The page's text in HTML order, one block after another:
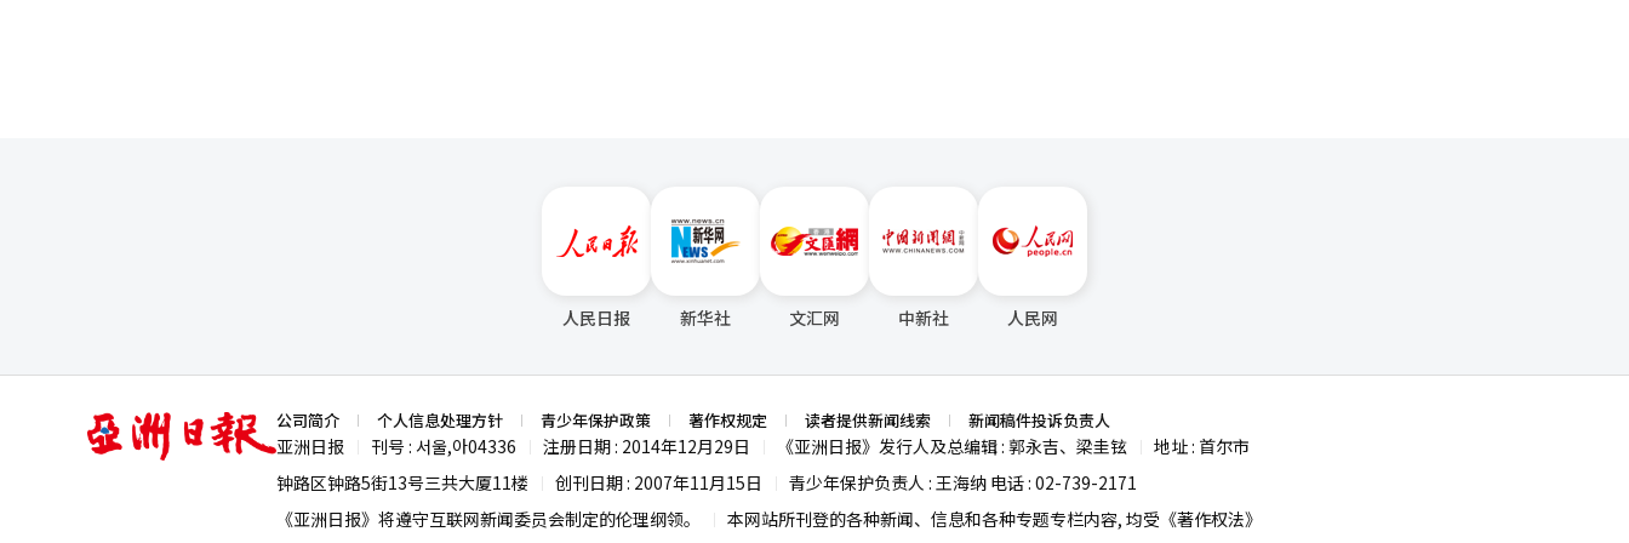
人民日报 新华社 文汇网 中新社 人民网
亚
洲
日
公司简介 个人信息处理方针 青少年保护政策 著作权规定 读者提供新闻线索 新闻稿件投诉负责人
亚洲日报 刊号 : 서울,아04336 注册日期 : 2014年12月29日 《亚洲日报》发行人及总编辑 : 郭永吉、梁圭铉
地址 : 首尔市
钟路区钟路5街13号三共大厦11楼
创刊日期 : 2007年11月15日
青少年保护负责人 : 王海纳 电话 : 02-739-2171
《亚洲日报》将遵守互联网新闻委员会制定的伦理纲领。
本网站所刊登的各种新闻、信息和各种专题专栏内容, 均受《著作权法》